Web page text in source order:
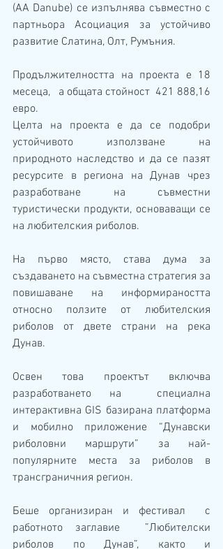
(AA Danube) се изпълнява съвместно с
партньора Асоциация за устойчиво
развитие Слатина, Олт, Румъния.
Продължителността на проекта е 18
месеца,   а общата стойност  421 888,16
евро.
Целта на проекта е да се подобри
устойчивото използване на
природното наследство и да се пазят
ресурсите в региона на Дунав чрез
разработване на съвместни
туристически продукти, основаващи се
на любителския риболов.
На първо място, става дума за
създаването на съвместна стратегия за
повишаване на информираността
относно ползите от любителския
риболов от двете страни на река
Дунав.
Освен това проектът включва
разработването на  специална
интерактивна GIS базирана платформа
и мобилно приложение “Дунавски
риболовни маршрути” за най-
популярните места за риболов в
трансграничния регион.
Беше организиран и фестивал  с
работното заглавие  ”Любителски
риболов по Дунав”, както и